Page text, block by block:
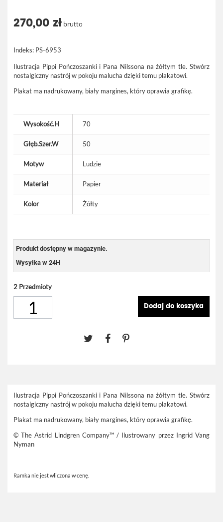
270,00 zł brutto
Indeks: PS-6953
Ilustracja Pippi Pończoszanki i Pana Nilssona na żółtym tle. Stwórz
nostalgiczny nastrój w pokoju malucha dzięki temu plakatowi.
Plakat ma nadrukowany, biały margines, który oprawia grafikę.
Wysokość.H 70
Głęb.Szer.W 50
Motyw Ludzie
Materiał Papier
Kolor Żółty
Produkt dostępny w magazynie.
Wysyłka w 24H
2 Przedmioty
Dodaj do koszyka
Ilustracja Pippi Pończoszanki i Pana Nilssona na żółtym tle. Stwórz
nostalgiczny nastrój w pokoju malucha dzięki temu plakatowi.
Plakat ma nadrukowany, biały margines, który oprawia grafikę.
© The Astrid Lindgren Company™ / Ilustrowany przez Ingrid Vang
Nyman
Ramka nie jest wliczona w cenę.